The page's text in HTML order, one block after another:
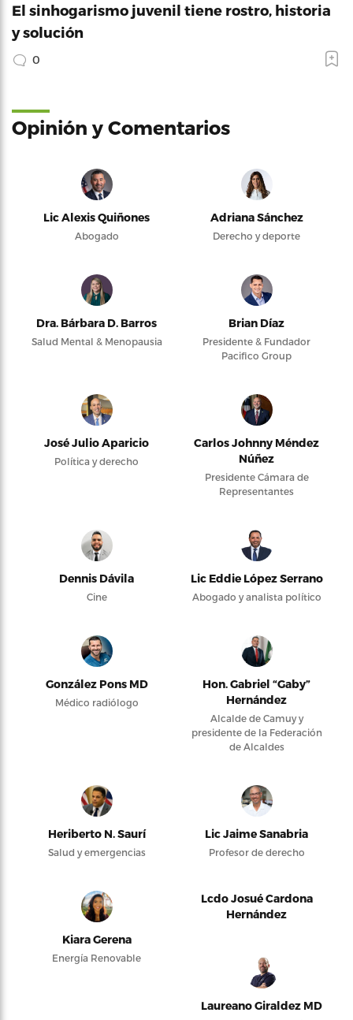
El sinhogarismo juvenil tiene rostro, historia
y solución
0
Opinión y Comentarios
Lic Alexis Quiñones
Abogado
Adriana Sánchez
Derecho y deporte
Dra. Bárbara D. Barros
Salud Mental & Menopausia
Brian Díaz
Presidente & Fundador
Pacifico Group
José Julio Aparicio
Política y derecho
Carlos Johnny Méndez
Núñez
Presidente Cámara de
Representantes
Dennis Dávila
Cine
Lic Eddie López Serrano
Abogado y analista político
González Pons MD
Médico radiólogo
Hon. Gabriel “Gaby”
Hernández
Alcalde de Camuy y
presidente de la Federación
de Alcaldes
Heriberto N. Saurí
Salud y emergencias
Lic Jaime Sanabria
Profesor de derecho
Kiara Gerena
Energía Renovable
Lcdo Josué Cardona
Hernández
Laureano Giraldez MD